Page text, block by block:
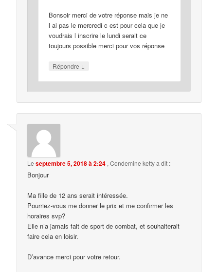
Bonsoir merci de votre réponse mais je ne
l ai pas le mercredi c est pour cela que je
voudrais l inscrire le lundi serait ce
toujours possible merci pour vos réponse
Répondre ↓
Leseptembre 5, 2018 à 2:24 ,Condemine kettya dit :
Bonjour
Ma fille de 12 ans serait intéressée.
Pourriez-vous me donner le prix et me confirmer les
horaires svp?
Elle n’a jamais fait de sport de combat, et souhaiterait
faire cela en loisir.
D’avance merci pour votre retour.